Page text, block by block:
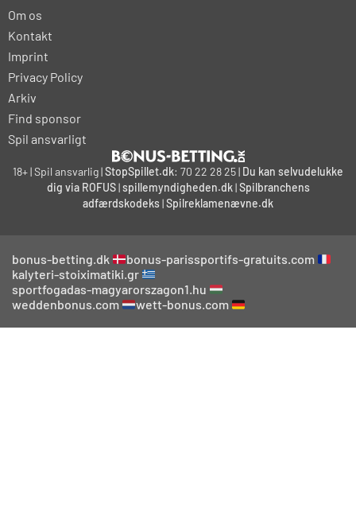
Om os
Kontakt
Imprint
Privacy Policy
Arkiv
Find sponsor
Spil ansvarligt
18+ | Spil ansvarlig |StopSpillet.dk: 70 22 28 25 | Du kan selvudelukke
dig via ROFUS|spillemyndigheden.dk|Spilbranchens
adfærdskodeks|Spilreklamenævne.dk
bonus-betting.dk
bonus-parissportifs-gratuits.com
kalyteri-stoiximatiki.gr
sportfogadas-magyarorszagon1.hu
weddenbonus.com
wett-bonus.com